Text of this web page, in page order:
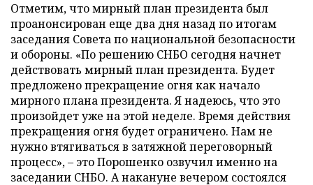
Отметим, что мирный план президента был
проанонсирован еще два дня назад по итогам
заседания Совета по национальной безопасности
и обороны. «По решению СНБО сегодня начнет
действовать мирный план президента. Будет
предложено прекращение огня как начало
мирного плана президента. Я надеюсь, что это
произойдет уже на этой неделе. Время действия
прекращения огня будет ограничено. Нам не
нужно втягиваться в затяжной переговорный
процесс», – это Порошенко озвучил именно на
заседании СНБО. А накануне вечером состоялся